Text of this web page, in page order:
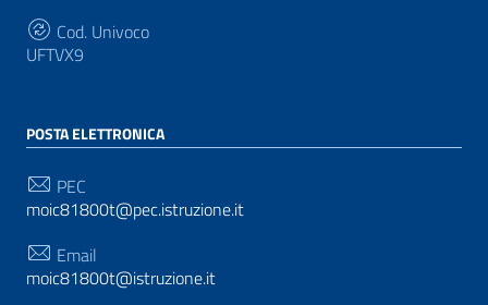
Cod. Univoco
UFTVX9
POSTA ELETTRONICA
PEC
moic81800t@pec.istruzione.it
Email
moic81800t@istruzione.it